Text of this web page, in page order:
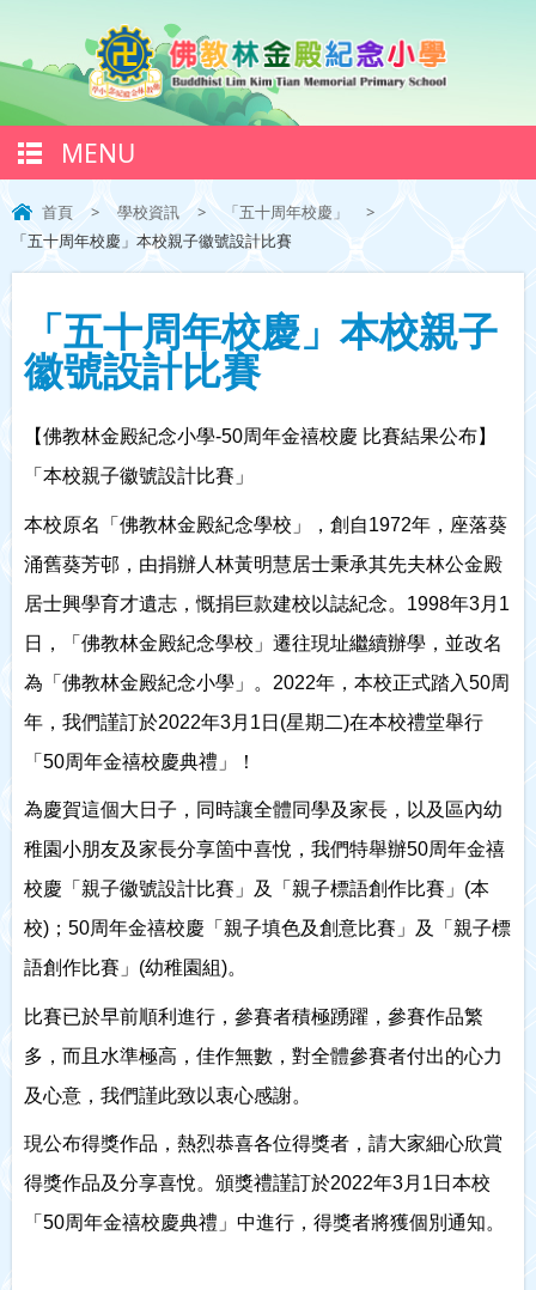
MENU
首頁 > 學校資訊 > 「五十周年校慶」
>
「五十周年校慶」本校親子徽號設計比賽
「五十周年校慶」本校親子
徽號設計比賽
【佛教林金殿紀念小學-50周年金禧校慶 比賽結果公布】
「本校親子徽號設計比賽」
本校原名「佛教林金殿紀念學校」，創自1972年，座落葵
涌舊葵芳邨，由捐辦人林黃明慧居士秉承其先夫林公金殿
居士興學育才遺志，慨捐巨款建校以誌紀念。1998年3月1
日，「佛教林金殿紀念學校」遷往現址繼續辦學，並改名
為「佛教林金殿紀念小學」。2022年，本校正式踏入50周
年，我們謹訂於2022年3月1日(星期二)在本校禮堂舉行
「50周年金禧校慶典禮」！
為慶賀這個大日子，同時讓全體同學及家長，以及區內幼
稚園小朋友及家長分享箇中喜悅，我們特舉辦50周年金禧
校慶「親子徽號設計比賽」及「親子標語創作比賽」(本
校)；50周年金禧校慶「親子填色及創意比賽」及「親子標
語創作比賽」(幼稚園組)。
比賽已於早前順利進行，參賽者積極踴躍，參賽作品繁
多，而且水準極高，佳作無數，對全體參賽者付出的心力
及心意，我們謹此致以衷心感謝。
現公布得獎作品，熱烈恭喜各位得獎者，請大家細心欣賞
得獎作品及分享喜悅。頒獎禮謹訂於2022年3月1日本校
「50周年金禧校慶典禮」中進行，得獎者將獲個別通知。